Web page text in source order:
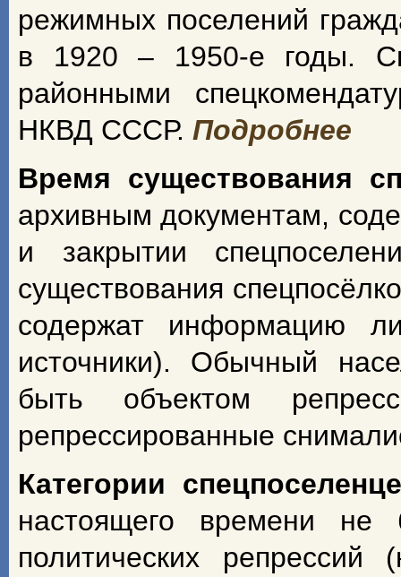
режимных поселений
в 1920 – 1950-е годы.
районными
НКВД СССР. Подробнее
Время существования
архивным документам,
и закрытии
существования
содержат информацию
источники). Обычный
быть объектом
репрессированные
Категории
настоящего времени не
политических